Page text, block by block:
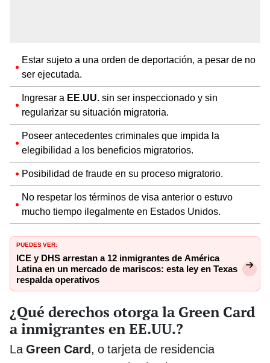
Estar sujeto a una orden de deportación, a pesar de no
ser ejecutada.
Ingresar a EE.UU. sin ser inspeccionado y sin
regularizar su situación migratoria.
Poseer antecedentes criminales que impida la
elegibilidad a los beneficios migratorios.
Posibilidad de fraude en su proceso migratorio.
No respetar los términos de visa anterior o estuvo
mucho tiempo ilegalmente en Estados Unidos.
PUEDES VER:
ICE y DHS arrestan a 12 inmigrantes de América
Latina en un mercado de mariscos: esta ley en Texas
respalda operativos
¿Qué derechos otorga la Green Card
a inmigrantes en EE.UU.?
LaGreen Card, o tarjeta de residencia